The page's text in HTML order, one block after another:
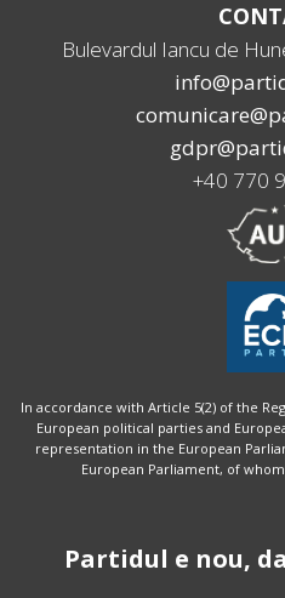
Bulevardul Iancu de
+40 770
In accordance with Article 5(2) of the
European political parties and
representation in the European
European Parliament, of
Partidul e nou,